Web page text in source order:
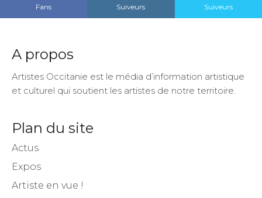
Fans
Suiveurs
Suiveurs
A propos
Artistes Occitanie est le média d’information artistique
et culturel qui soutient les artistes de notre territoire.
Plan du site
Actus
Expos
Artiste en vue !